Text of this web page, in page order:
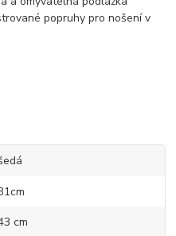
popruhy pro nošení v
cm